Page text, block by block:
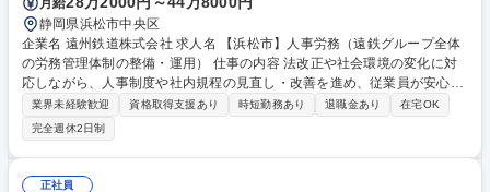
静岡県浜松市中央区
企業名 遠州鉄道株式会社 求人名 【浜松市】人事労務（遠鉄グループ全体
の労務管理体制の整備・運用） 仕事の内容 法改正や社会環境の変化に対
応しながら、人事制度や社内規程の見直し・改善を進め、従業員が安心し
て働ける職場環境づくりを支援する仕事です。 【具体的には】■労働基準
法をはじめとする各種法令改正の情報収集、影響分析、および制度・規程
改定の企画・運用支援 ■就業規則や各種人事労務関連規程の整備・改定 ■
人事制度や労務管理制度の企画、運用、改善 ■労務コンプライアンスの推
進およびリスク管理 ■遠鉄グループ各社や従業員からの労務相談対応、各
業界未経験歓迎 資格取得支援あり 時短勤務あり 退職金あり
在宅OK
完全週休2日制
正社員